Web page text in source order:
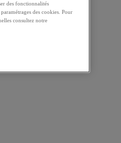
des fonctionnalités
des cookies. Pour
consultez notre